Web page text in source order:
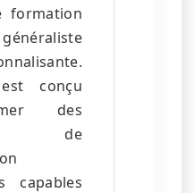
formation
conçu
des
de
capables